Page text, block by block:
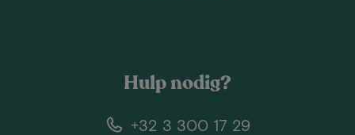
Hulp nodig?
+32 3 300 17 29